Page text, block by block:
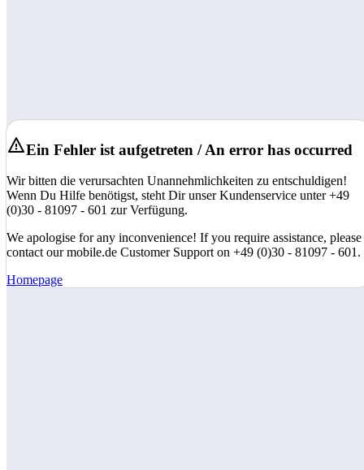
Ein Fehler ist aufgetreten / An error has occurred
Wir bitten die verursachten Unannehmlichkeiten zu entschuldigen!
Wenn Du Hilfe benötigst, steht Dir unser Kundenservice unter +49
(0)30 - 81097 - 601 zur Verfügung.
We apologise for any inconvenience! If you require assistance, please
contact our mobile.de Customer Support on +49 (0)30 - 81097 - 601.
Homepage